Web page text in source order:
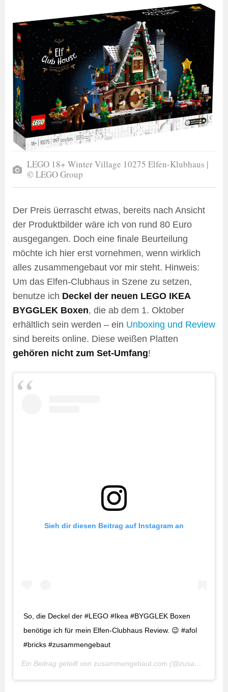
LEGO 18+ Winter Village 10275 Elfen-Klubhaus |
© LEGO Group
Der Preis üerrascht etwas, bereits nach Ansicht
der Produktbilder wäre ich von rund 80 Euro
ausgegangen. Doch eine finale Beurteilung
möchte ich hier erst vornehmen, wenn wirklich
alles zusammengebaut vor mir steht. Hinweis:
Um das Elfen-Clubhaus in Szene zu setzen,
benutze ich Deckel der neuen LEGO IKEA
BYGGLEK Boxen, die ab dem 1. Oktober
erhältlich sein werden – ein Unboxing und Review
sind bereits online. Diese weißen Platten
gehören nicht zum Set-Umfang!
Sieh dir diesen Beitrag auf Instagram an
So, die Deckel der #LEGO #Ikea #BYGGLEK Boxen
benötige ich für mein Elfen-Clubhaus Review. 😉 #afol
#bricks #zusammengebaut
Ein Beitrag geteilt von zusammengebaut.com (@zusammengebaut) am